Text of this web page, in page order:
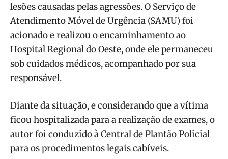
lesões causadas pelas agressões. O Serviço de
Atendimento Móvel de Urgência (SAMU) foi
acionado e realizou o encaminhamento ao
Hospital Regional do Oeste, onde ele permaneceu
sob cuidados médicos, acompanhado por sua
responsável.
Diante da situação, e considerando que a vítima
ficou hospitalizada para a realização de exames, o
autor foi conduzido à Central de Plantão Policial
para os procedimentos legais cabíveis.